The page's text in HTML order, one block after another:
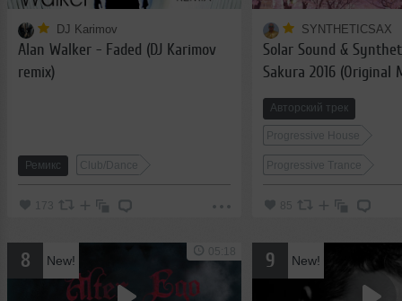
DJ Karimov
Alan Walker - Faded (DJ Karimov
remix)
Ремикс Club/Dance
173
SYNTHETICSAX
Solar Sound &
Sakura 2016 (Original
Авторский трек
Progressive House
Progressive Trance
85
8 New!
05:18 9 New!